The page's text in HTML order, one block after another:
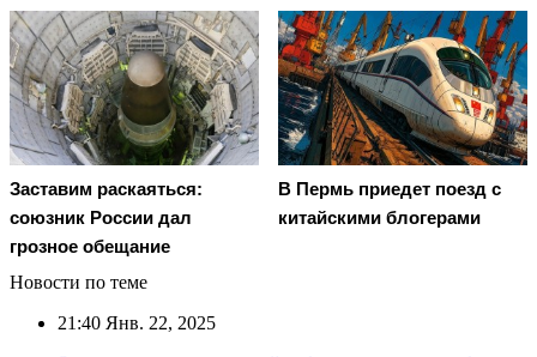
Заставим раскаяться:
союзник России дал
грозное обещание
В Пермь приедет поезд с
китайскими блогерами
Новости по теме
21:40 Янв. 22, 2025